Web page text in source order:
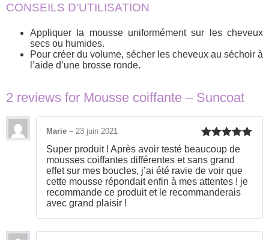
CONSEILS D'UTILISATION
Appliquer la mousse uniformément sur les cheveux
secs ou humides.
Pour créer du volume, sécher les cheveux au séchoir à
l’aide d’une brosse ronde.
2 reviews for Mousse coiffante – Suncoat
Rated 5out
of 5
Marie – 23 juin 2021
Super produit ! Après avoir testé beaucoup de
mousses coiffantes différentes et sans grand
effet sur mes boucles, j’ai été ravie de voir que
cette mousse répondait enfin à mes attentes ! je
recommande ce produit et le recommanderais
avec grand plaisir !